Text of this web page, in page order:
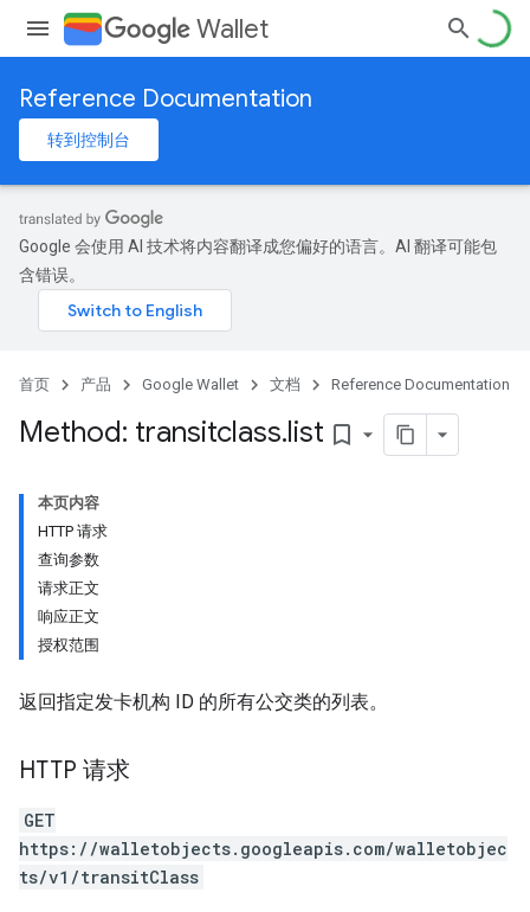
Wallet
Reference Documentation
转到控制台
Google 会使用 AI 技术将内容翻译成您偏好的语言。AI 翻译可能包
含错误。
首页 产品 Google Wallet 文档 Reference Documentation
Method: transitclass.list bookmark_border
本页内容
HTTP 请求
查询参数
请求正文
响应正文
授权范围
返回指定发卡机构 ID 的所有公交类的列表。
HTTP 请求
GET
https://walletobjects.googleapis.com/walletobjec
ts/v1/transitClass